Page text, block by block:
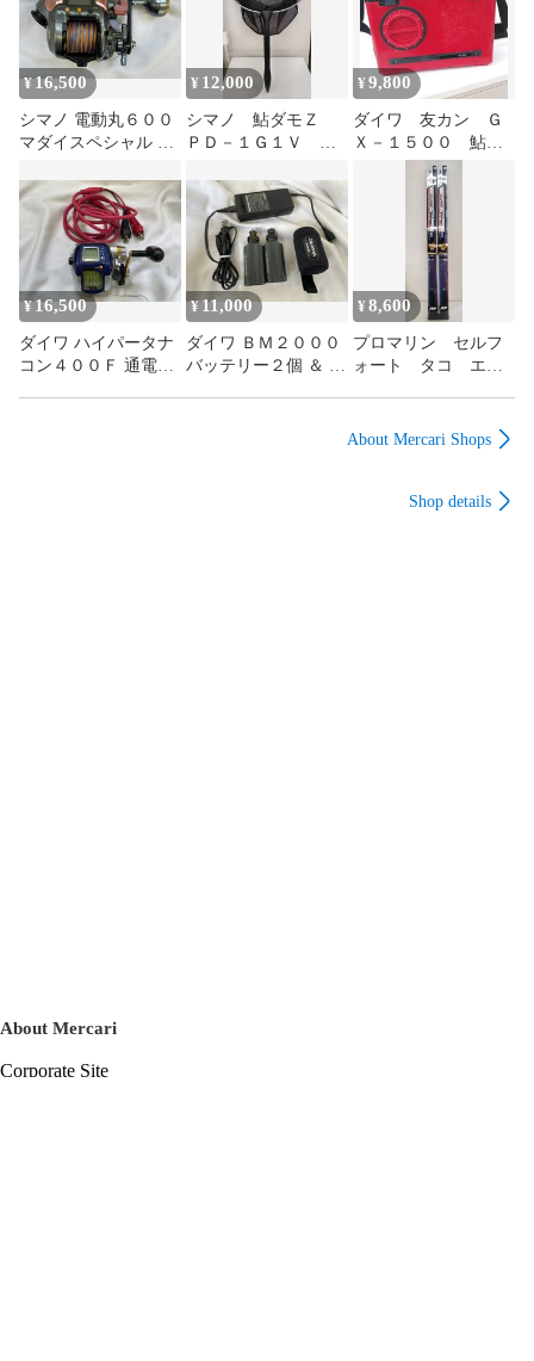
¥16,500
シマノ 電動丸６００
マダイスペシャル 通
リール ＳＨＩＭＡＮ
Ｏ ＤＥＮＤＯＵＭＡ
ＲＵ ＭＡＤＡＩ ＳＰ
フォースマスター
（０７）
¥ 12,000
シマノ 鮎ダモＺ
ＰＤ－１Ｇ１Ｖ ブ
アユ タモ 網（０
８）
¥ 9,800
ダイワ 友カン Ｇ
Ｘ－１５００ 鮎
囮 おとり 缶（０
¥16,500
ダイワ ハイパータナ
コン４００Ｆ 通電確
¥ 11,000
ダイワ ＢＭ２０００
バッテリー２個 ＆ 充
¥8,600
プロマリン セルフ
ォート タコ エ
ッド（０８）
About Mercari Shops
Shop details
About Mercari
Corporate Site